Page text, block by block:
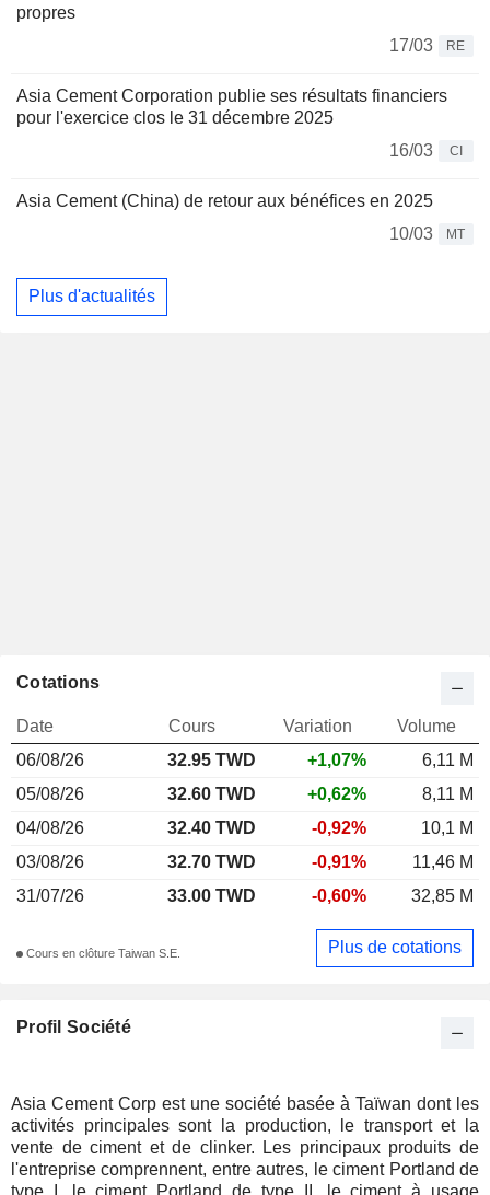
propres
17/03
RE
Asia Cement Corporation publie ses résultats financiers
pour l'exercice clos le 31 décembre 2025
16/03
CI
Asia Cement (China) de retour aux bénéfices en 2025
10/03
MT
Plus d'actualités
Profil Société
Asia Cement Corp est une société basée à Taïwan dont les
activités principales sont la production, le transport et la
vente de ciment et de clinker. Les principaux produits de
l'entreprise comprennent, entre autres, le ciment Portland de
type I, le ciment Portland de type II, le ciment à usage
Cotations
Date Cours Variation
Volume
06/08/26
32.95 TWD +1,07%
6,11 M
05/08/26
32.60 TWD +0,62%
8,11 M
04/08/26
32.40 TWD -0,92%
10,1 M
03/08/26
32.70 TWD -0,91%
11,46 M
31/07/26
33.00 TWD -0,60% 32,85 M
Cours en clôture Taiwan S.E. Plus de cotations